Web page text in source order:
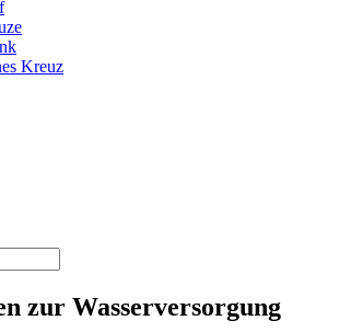
Kreuz
zur Wasserversorgung